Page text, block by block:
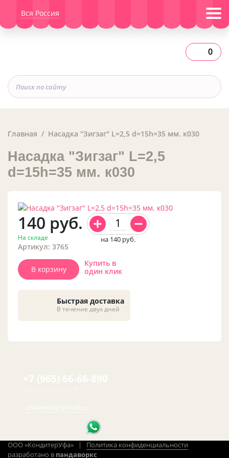
Вся Россия
0
Главная Насадка "Зигзаг" L=2,5 d=15h=35 мм. к030
Насадка "Зигзаг" L=2,5
d=15h=35 мм. к030
140 руб.
На складе
Артикул: 3765
на 140 руб.
В корзину
Купить в
один клик
Быстрая доставка
В течение двух дней
ООО «КондитерУфа» | Политика конфиденциальности
разработано в пандаворкс